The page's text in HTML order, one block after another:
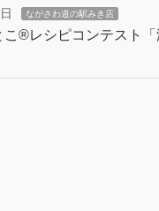
ながさわ道の駅みき店
こ®︎レシピコンテスト